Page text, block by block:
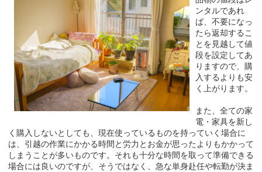
ンタルであれ
ば、不要になっ
たら返却するこ
とを見越して値
段を設定してあ
りますので、購
入するよりも安
く上がります。
また、全ての家
電・家具を新し
く購入しないとしても、現在使っているものを持っていく場合に
は、引越の作業にかかる時間と労力とお金が思ったよりもかかって
しまうことが多いものです。それも十分な時間を取って準備できる
場合には良いのですが、そうではなく、急な単身赴任や転勤が決ま